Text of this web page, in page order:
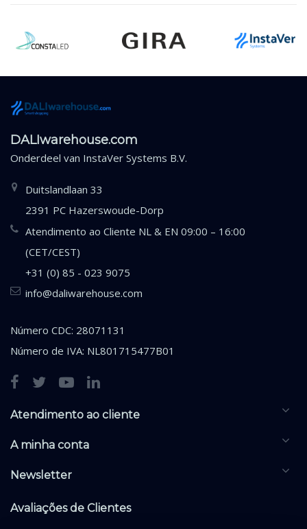
DALIwarehouse.com
Onderdeel van InstaVer Systems B.V.
Duitslandlaan 33
2391 PC Hazerswoude-Dorp
Atendimento ao Cliente NL & EN 09:00 – 16:00
(CET/CEST)
+31 (0) 85 - 023 9075
info@daliwarehouse.com
Número CDC: 28071131
Número de IVA: NL801715477B01
Atendimento ao cliente
A minha conta
Newsletter
Avaliações de Clientes